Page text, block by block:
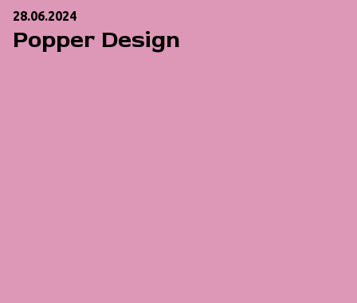
28.06.2024
Popper Design